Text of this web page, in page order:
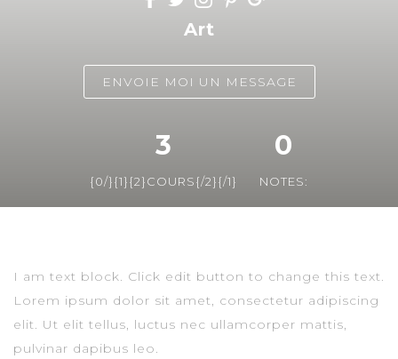
Art
ENVOIE MOI UN MESSAGE
3
{0/}{1}{2}COURS{/2}{/1}
0
NOTES:
I am text block. Click edit button to change this text.
Lorem ipsum dolor sit amet, consectetur adipiscing
elit. Ut elit tellus, luctus nec ullamcorper mattis,
pulvinar dapibus leo.